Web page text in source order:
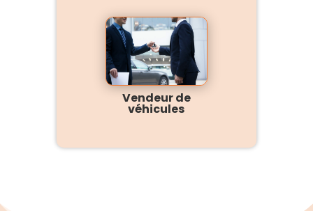
Vendeur de
véhicules